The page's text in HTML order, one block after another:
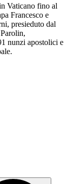
Vaticano fino al
Francesco e
presieduto dal
nunzi apostolici e